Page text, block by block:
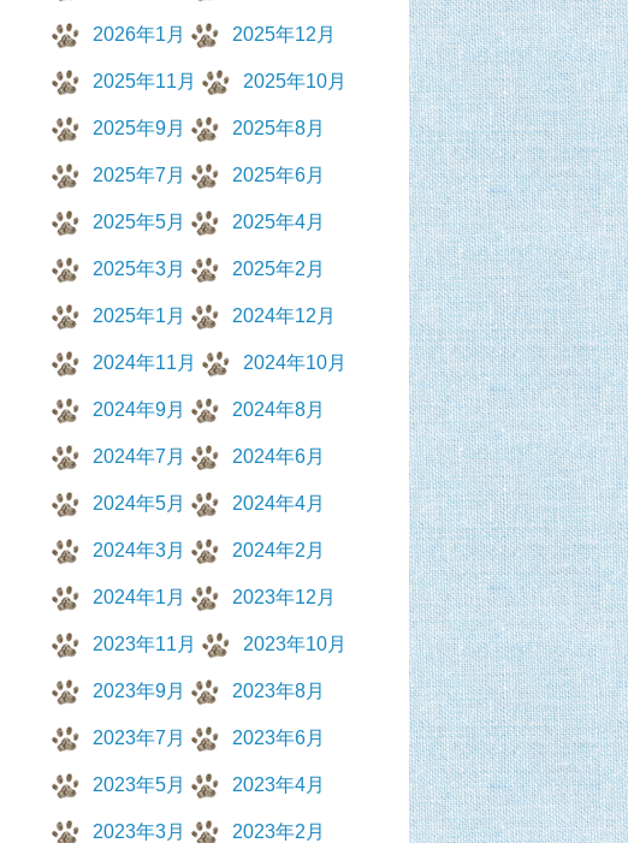
2026年1月 2025年12月
2025年11月 2025年10月
2025年9月 2025年8月
2025年7月 2025年6月
2025年5月 2025年4月
2025年3月 2025年2月
2025年1月 2024年12月
2024年11月 2024年10月
2024年9月 2024年8月
2024年7月 2024年6月
2024年5月 2024年4月
2024年3月 2024年2月
2024年1月 2023年12月
2023年11月 2023年10月
2023年9月 2023年8月
2023年7月 2023年6月
2023年5月 2023年4月
2023年3月 2023年2月